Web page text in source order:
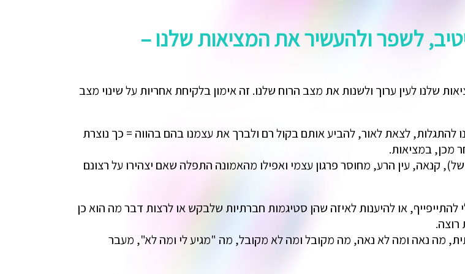
לשפר ולהעשיר את המציאות שלנו –
שלנו לעין ערוך ולשנות את מצב הרוח שלנו. זה אימון בלקיחת אחריות על שינוי מצב
לצאת לאור, להביע אותם בקול רם ולברך את עצמנו בהם בהווה = כך נוצרת
מכן, במציאות.
קנאה, עין הרע, מחוסר פרגון עצמי ואפילו מהאמונה התפלה שאם יצהירו על רצונם
או להיענות לאיזה שהן סטיגמות חברתיות שלבקש או לרצות דבר מה הוא כן
מה נאה ומה לא נאה, מה מקובל ומה לא מקובל, מה "מגיע לי ומה לא", מעבר